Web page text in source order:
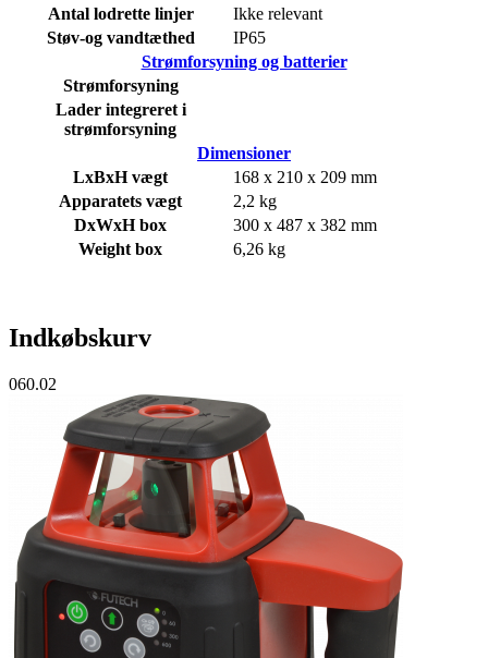
Antal lodrette linjer
Ikke relevant
Støv-og vandtæthed
IP65
Strømforsyning og batterier
Strømforsyning
Lader integreret i
strømforsyning
Dimensioner
LxBxH vægt
168 x 210 x 209 mm
Apparatets vægt
2,2 kg
DxWxH box
300 x 487 x 382 mm
Weight box
6,26 kg
Indkøbskurv
060.02